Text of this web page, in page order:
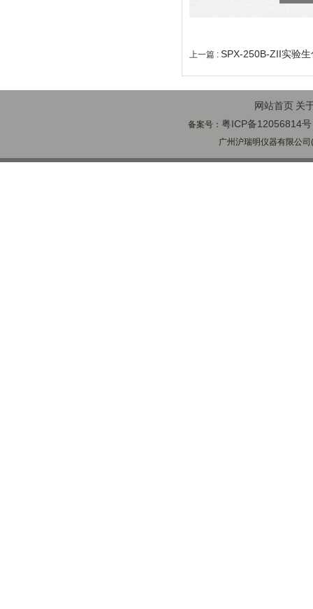
上一篇 : SPX-250B-ZII实验
网站首页 关
备案号： 粤ICP备12056814号
广州沪瑞明仪器有限公